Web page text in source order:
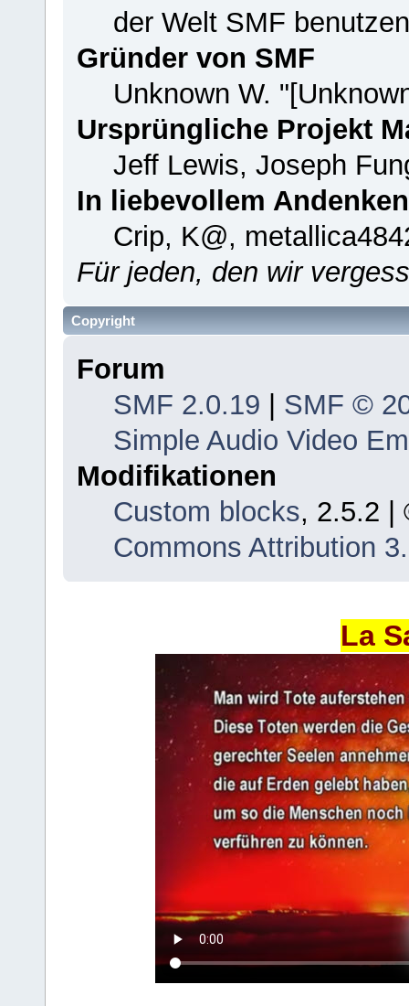
der Welt SMF
Gründer von SMF
Unknown W.
Ursprüngliche Projekt
Jeff Lewis, Joseph
In liebevollem
Crip, K@,
Für jeden, den wir
Copyright
Forum
SMF 2.0.19
SMF ©
Simple Audio Video
Modifikationen
Custom blocks, 2.5.2 |
Commons Attribution
La